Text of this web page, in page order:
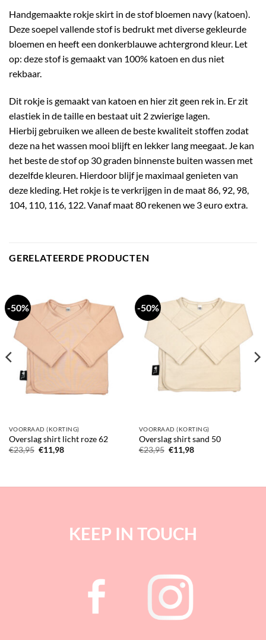
Handgemaakte rokje skirt in de stof bloemen navy (katoen).
Deze soepel vallende stof is bedrukt met diverse gekleurde
bloemen en heeft een donkerblauwe achtergrond kleur. Let
op: deze stof is gemaakt van 100% katoen en dus niet
rekbaar.
Dit rokje is gemaakt van katoen en hier zit geen rek in. Er zit
elastiek in de taille en bestaat uit 2 zwierige lagen.
Hierbij gebruiken we alleen de beste kwaliteit stoffen zodat
deze na het wassen mooi blijft en lekker lang meegaat. Je kan
het beste de stof op 30 graden binnenste buiten wassen met
dezelfde kleuren. Hierdoor blijf je maximaal genieten van
deze kleding. Het rokje is te verkrijgen in de maat 86, 92, 98,
104, 110, 116, 122. Vanaf maat 80 rekenen we 3 euro extra.
GERELATEERDE PRODUCTEN
-50%
VOORRAAD (KORTING)
Overslag shirt licht roze 62
€23,95 Oorspronkelijke
prijs
€11,98Huidige
-50%
VOORRAAD (KORTING)
Overslag shirt sand 50
€23,95 Oorspronkelijke
prijs
€11,98Huidige
KEEP IN TOUCH